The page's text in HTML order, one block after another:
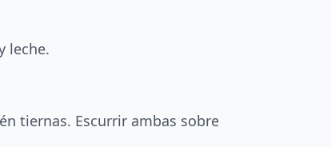
leche.
tiernas. Escurrir ambas sobre